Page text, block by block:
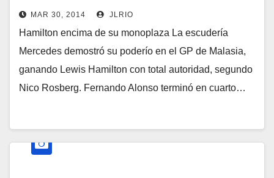
MAR 30, 2014 JLRIO
Hamilton encima de su monoplaza La escudería
Mercedes demostró su poderío en el GP de Malasia,
ganando Lewis Hamilton con total autoridad, segundo
Nico Rosberg. Fernando Alonso terminó en cuarto…